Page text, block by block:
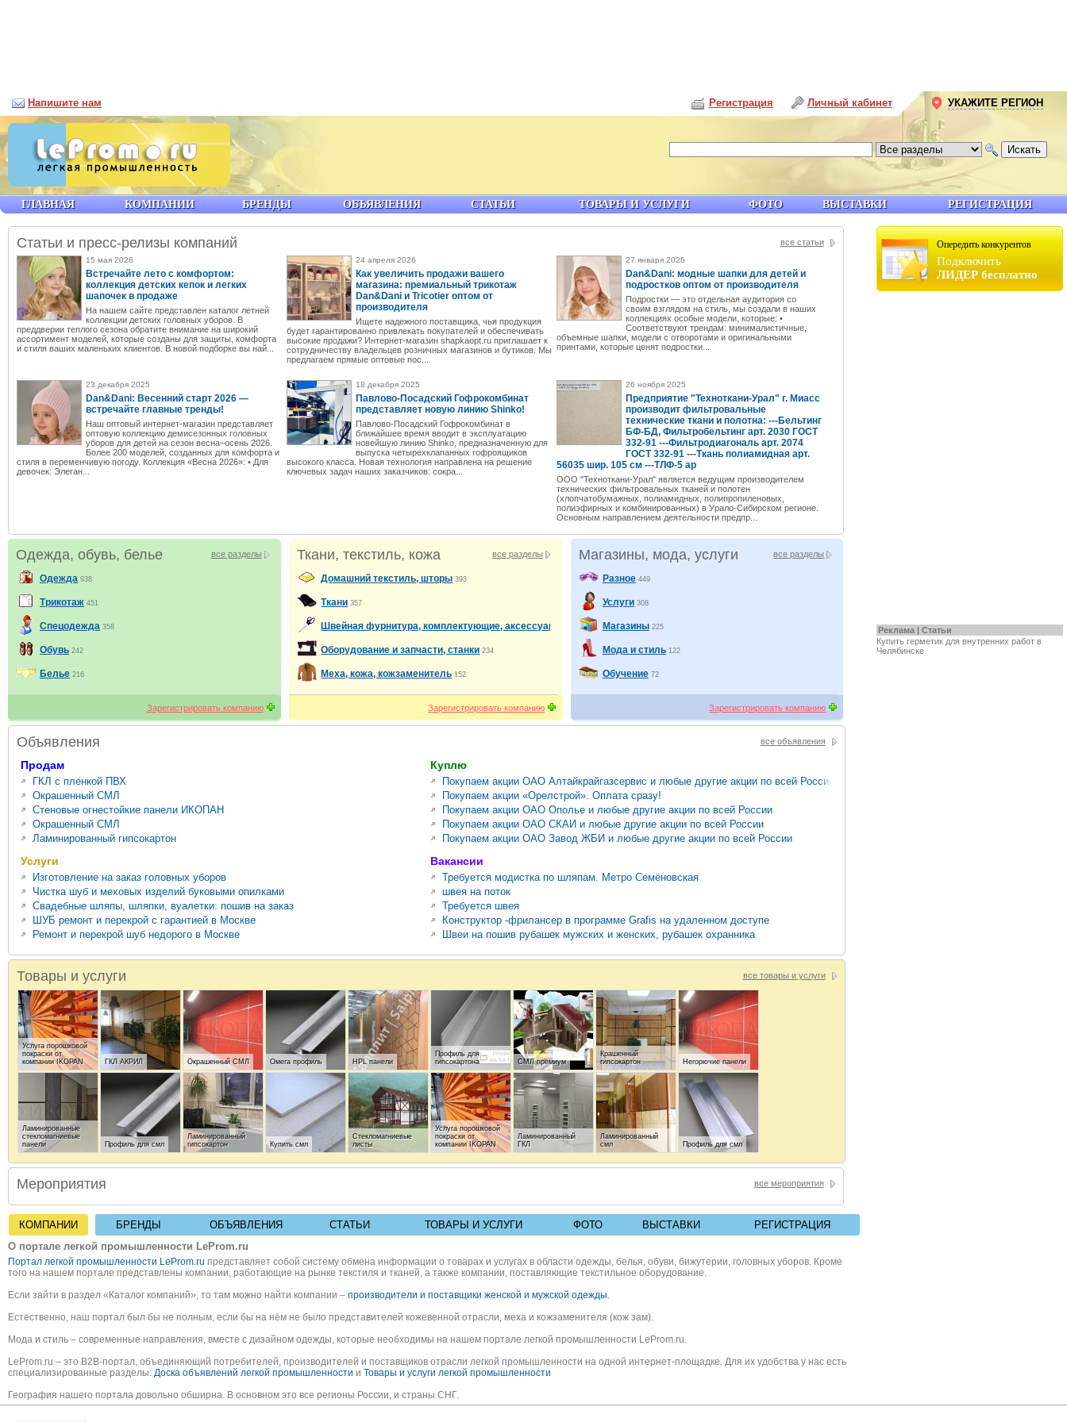
Опередить конкурентов
Подключить
ЛИДЕР бесплатно
Реклама | Статьи
Купить герметик для внутренних работ в
Челябинске
все статьи
Статьи и пресс-релизы компаний
15 мая 2026
Встречайте лето с комфортом:
коллекция детских кепок и легких
шапочек в продаже
На нашем сайте представлен каталог летней
коллекции детских головных уборов. В
преддверии теплого сезона обратите внимание на широкий
ассортимент моделей, которые созданы для защиты, комфорта
и стиля ваших маленьких клиентов. В новой подборке вы най...
24 апреля 2026
Как увеличить продажи вашего
магазина: премиальный трикотаж
Dan&Dani и Tricotier оптом от
производителя
Ищете надежного поставщика, чья продукция
будет гарантированно привлекать покупателей и обеспечивать
высокие продажи? Интернет-магазин shapkaopt.ru приглашает к
сотрудничеству владельцев розничных магазинов и бутиков. Мы
предлагаем прямые оптовые пос...
27 января 2026
Dan&Dani: модные шапки для детей и
подростков оптом от производителя
Подростки — это отдельная аудитория со
своим взглядом на стиль, мы создали в наших
коллекциях особые модели, которые: •
Соответствуют трендам: минималистичные,
объемные шапки, модели с отворотами и оригинальными
принтами, которые ценят подростки...
23 декабря 2025
Dan&Dani: Весенний старт 2026 —
встречайте главные тренды!
Наш оптовый интернет-магазин представляет
оптовую коллекцию демисезонных головных
уборов для детей на сезон весна–осень 2026.
Более 200 моделей, созданных для комфорта и
стиля в переменчивую погоду. Коллекция «Весна 2026»: • Для
девочек: Элеган...
18 декабря 2025
Павлово-Посадский Гофрокомбинат
представляет новую линию Shinko!
Павлово-Посадский Гофрокомбинат в
ближайшее время вводит в эксплуатацию
новейшую линию Shinko, предназначенную для
выпуска четырехклапанных гофроящиков
высокого класса. Новая технология направлена на решение
ключевых задач наших заказчиков: сокра...
26 ноября 2025
Предприятие "Техноткани-Урал" г. Миасс
производит фильтровальные
технические ткани и полотна: ---Бельтинг
БФ-БД, Фильтробельтинг арт. 2030 ГОСТ
332-91 ---Фильтродиагональ арт. 2074
ГОСТ 332-91 ---Ткань полиамидная арт.
56035 шир. 105 см ---ТЛФ-5 ар
ООО "Техноткани-Урал" является ведущим производителем
технических фильтровальных тканей и полотен
(хлопчатобумажных, полиамидных, полипропиленовых,
полиэфирных и комбинированных) в Урало-Сибирском регионе.
Основным направлением деятельности предпр...
все разделы
Одежда, обувь, белье
Одежда 938
Трикотаж 451
Спецодежда 358
Обувь 242
Белье 216
Зарегистрировать компанию
все разделы
Ткани, текстиль, кожа
Домашний текстиль, шторы 393
Ткани 357
Швейная фурнитура, комплектующие, аксессуары
Оборудование и запчасти, станки 234
Меха, кожа, кожзаменитель 152
Зарегистрировать компанию
все разделы
Магазины, мода, услуги
Разное 449
Услуги 308
Магазины 225
Мода и стиль 122
Обучение 72
Зарегистрировать компанию
все объявления
Объявления
Продам
ГКЛ с пленкой ПВХ
Окрашенный СМЛ
Стеновые огнестойкие панели ИКОПАН
Окрашенный СМЛ
Ламинированный гипсокартон
Куплю
Покупаем акции ОАО Алтайкрайгазсервис и любые другие акции по всей России
Покупаем акции «Орелстрой». Оплата сразу!
Покупаем акции ОАО Ополье и любые другие акции по всей России
Покупаем акции ОАО СКАИ и любые другие акции по всей России
Покупаем акции ОАО Завод ЖБИ и любые другие акции по всей России
Услуги
Изготовление на заказ головных уборов
Чистка шуб и меховых изделий буковыми опилками
Свадебные шляпы, шляпки, вуалетки: пошив на заказ
ШУБ ремонт и перекрой с гарантией в Москве
Ремонт и перекрой шуб недорого в Москве
Вакансии
Требуется модистка по шляпам. Метро Семёновская
швея на поток
Требуется швея
Конструктор -фрилансер в программе Grafis на удаленном доступе
Швеи на пошив рубашек мужских и женских, рубашек охранника
все товары и услуги
Товары и услуги
Услуга порошковой
покраски от
компании IKOPAN
ГКЛ АКРИЛ Окрашенный СМЛ Омега профиль HPL панели
Профиль для
гипсокартона
СМЛ премиум
Крашенный
гипсокартон
Негорючие панели
Ламинированные
стекломагниевые
панели
Профиль для смл
Ламинированный
гипсокартон
Купить смл
Стекломагниевые
листы
Услуга порошковой
покраски от
компании IKOPAN
Ламинированный
ГКЛ
Ламинированный
смл
Профиль для смл
Гипсовиниловые
панели
CМЛ HPL панели.
Гипсоакриловые
панели
СМЛ
Профиль для
гипсокартона.
Гипсовиниловые
потолочные плиты.
Декоративные
стеновые панели
Окрашенный СМЛ
АКРИЛ
все мероприятия
Мероприятия
КОМПАНИИ БРЕНДЫ ОБЪЯВЛЕНИЯ СТАТЬИ ТОВАРЫ И УСЛУГИ ФОТО ВЫСТАВКИ
РЕГИСТРАЦИЯ
О портале легкой промышленности LeProm.ru
Портал легкой промышленности LeProm.ru представляет собой систему обмена информации о товарах и услугах в области одежды, белья, обуви, бижутерии, головных уборов. Кроме
того на нашем портале представлены компании, работающие на рынке текстиля и тканей, а также компании, поставляющие текстильное оборудование.
Если зайти в раздел «Каталог компаний», то там можно найти компании – производители и поставщики женской и мужской одежды.
Естественно, наш портал был бы не полным, если бы на нём не было представителей кожевенной отрасли, меха и кожзаменителя (кож зам).
Мода и стиль – современные направления, вместе с дизайном одежды, которые необходимы на нашем портале легкой промышленности LeProm.ru.
LeProm.ru – это B2B-портал, объединяющий потребителей, производителей и поставщиков отрасли легкой промышленности на одной интернет-площадке. Для их удобства у нас есть
специализированные разделы: Доска объявлений легкой промышленности и Товары и услуги легкой промышленности
География нашего портала довольно обширна. В основном это все регионы России, и страны СНГ.
ГЛАВНАЯ КОМПАНИИ БРЕНДЫ ОБЪЯВЛЕНИЯ СТАТЬИ ТОВАРЫ И УСЛУГИ ФОТО ВЫСТАВКИ РЕГИСТРАЦИЯ
Напишите нам Личный кабинет
Регистрация УКАЖИТЕ РЕГИОН